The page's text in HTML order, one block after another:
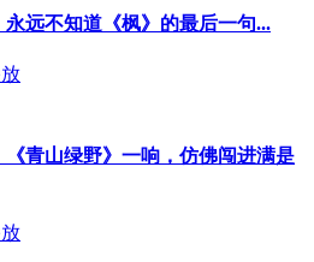
远不知道《枫》的最后一句...
青山绿野》一响，仿佛闯进满是